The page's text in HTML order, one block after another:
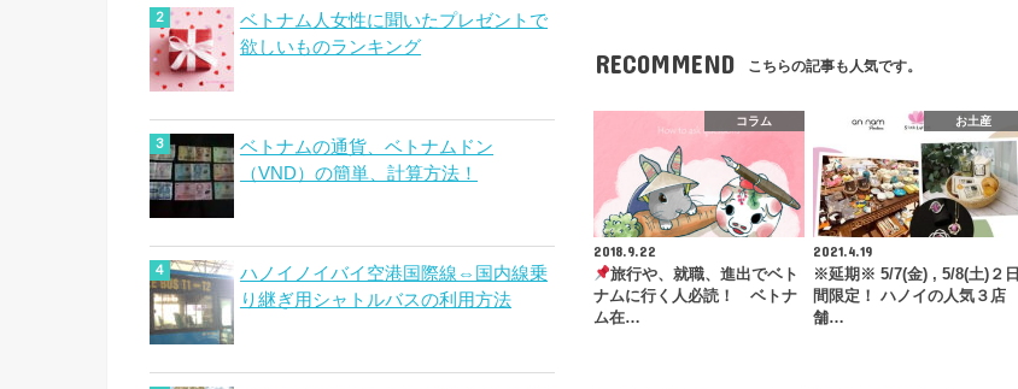
RECOMMEND こちらの記事も人気です。
コラム
2018.9.22
旅行や、就職、進出でベト
ナムに行く人必読！ ベトナ
ム在…
お土産
2021.4.19
※延期※ 5/7(金) , 5/8(土)２日
間限定！ ハノイの人気３店
舗…
ベトナム人女性に聞いたプレゼントで
欲しいものランキング
ベトナムの通貨、ベトナムドン
（VND）の簡単、計算方法！
ハノイノイバイ空港国際線⇔国内線乗
り継ぎ用シャトルバスの利用方法